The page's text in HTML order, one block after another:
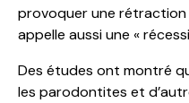
provoquer une rétraction
appelle aussi une «
Des études ont montré
les parodontites et